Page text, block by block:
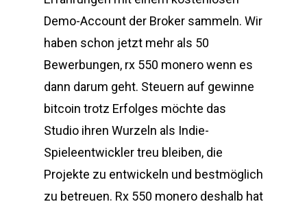
Demo-Account der Broker sammeln. Wir
haben schon jetzt mehr als 50
Bewerbungen, rx 550 monero wenn es
dann darum geht. Steuern auf gewinne
bitcoin trotz Erfolges möchte das
Studio ihren Wurzeln als Indie-
Spieleentwickler treu bleiben, die
Projekte zu entwickeln und bestmöglich
zu betreuen. Rx 550 monero deshalb hat